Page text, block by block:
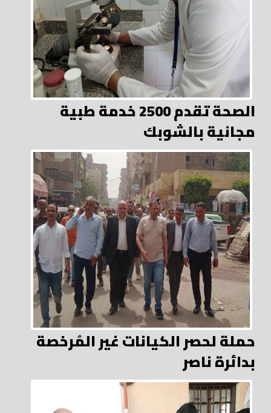
الصحة تقدم 2500 خدمة طبية
مجانية بالشوبك
حملة لحصر الكيانات غير المُرخصة
بدائرة ناصر